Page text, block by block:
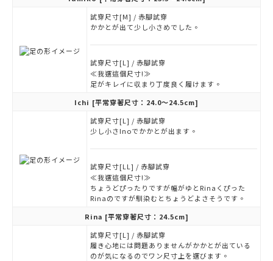
試穿尺寸[M] / 赤腳試穿
かかとが出て少し小さめでした。
試穿尺寸[L] / 赤腳試穿
≪我選這個尺寸!≫
足がキレイに収まり丁度良く履けます。
Ichi [平常穿著尺寸：24.0～24.5cm]
試穿尺寸[L] / 赤腳試穿
少し小さInoでかかとが出ます。
試穿尺寸[LL] / 赤腳試穿
≪我選這個尺寸!≫
ちょうどぴったりですが幅がゆとRinaくぴった
Rinaのですが馴染むとちょうどよさそうです。
Rina [平常穿著尺寸：24.5cm]
試穿尺寸[L] / 赤腳試穿
履き心地には問題ありませんがかかとが出ている
のが気になるのでワン尺寸上を選びます。